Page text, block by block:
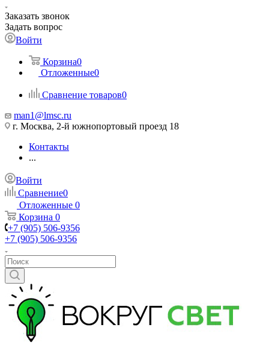
Заказать звонок
Задать вопрос
Войти
Корзина0
Отложенные0
Сравнение товаров0
man1@lmsc.ru
г. Москва, 2-й южнопортовый проезд 18
Контакты
...
Войти
Сравнение0
Отложенные 0
Корзина 0
+7 (905) 506-9356
+7 (905) 506-9356